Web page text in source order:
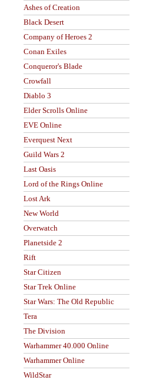
Ashes of Creation
Black Desert
Company of Heroes 2
Conan Exiles
Conqueror's Blade
Crowfall
Diablo 3
Elder Scrolls Online
EVE Online
Everquest Next
Guild Wars 2
Last Oasis
Lord of the Rings Online
Lost Ark
New World
Overwatch
Planetside 2
Rift
Star Citizen
Star Trek Online
Star Wars: The Old Republic
Tera
The Division
Warhammer 40.000 Online
Warhammer Online
WildStar